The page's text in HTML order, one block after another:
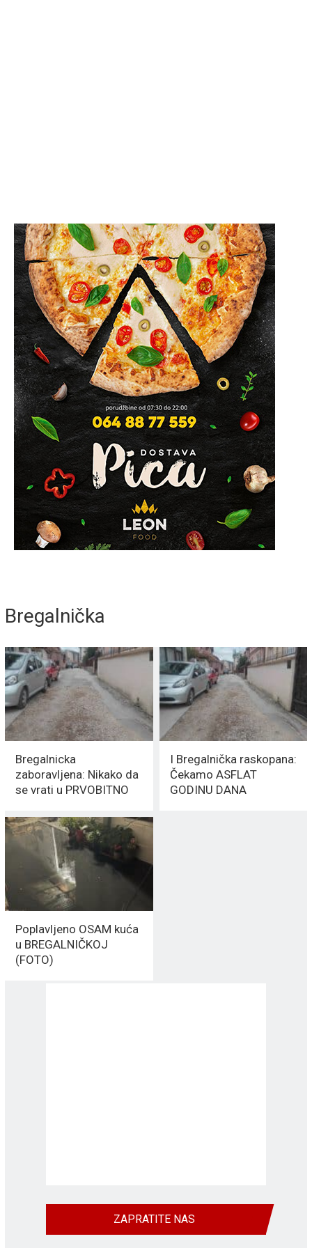
Bregalnička
Bregalnicka
zaboravljena: Nikako da
se vrati u PRVOBITNO
I Bregalnička raskopana:
Čekamo ASFLAT
GODINU DANA
Poplavljeno OSAM kuća
u BREGALNIČKOJ
(FOTO)
ZAPRATITE NAS